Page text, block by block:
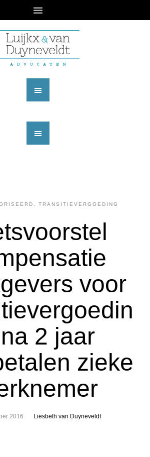
TRANSITIEVERGOEDING
voor
2 jaar
zieke
2016 Liesbeth van Duyneveldt